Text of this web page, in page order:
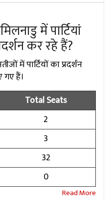
में पार्टियां
कर रहे हैं?
में पार्टियों का प्रदर्शन
हैं।
Total Seats
2
3
32
0